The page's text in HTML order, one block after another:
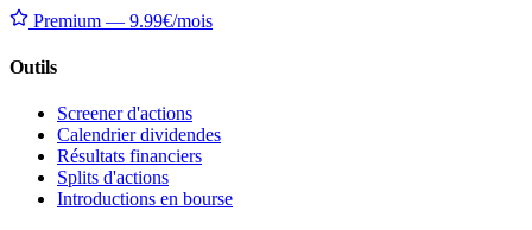
Premium — 9.99€/mois
Outils
Screener d'actions
Calendrier dividendes
Résultats financiers
Splits d'actions
Introductions en bourse